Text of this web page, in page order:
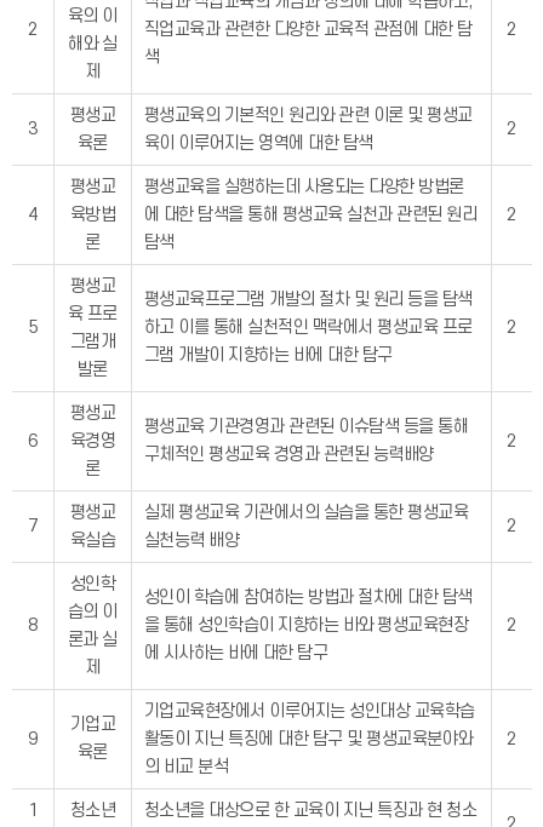
2
육의 이
해와 실
제
직업교육과 관련한 다양한 교육적 관점에 대한 탐
색
2
3
평생교
육론
평생교육의 기본적인 원리와 관련 이론 및 평생교
육이 이루어지는 영역에 대한 탐색
2
4
평생교
육방법
론
평생교육을 실행하는데 사용되는 다양한 방법론
에 대한 탐색을 통해 평생교육 실천과 관련된 원리
탐색
2
5
평생교
육 프로
그램개
발론
평생교육프로그램 개발의 절차 및 원리 등을 탐색
하고 이를 통해 실천적인 맥락에서 평생교육 프로
그램 개발이 지향하는 바에 대한 탐구
2
6
평생교
육경영
론
평생교육 기관경영과 관련된 이슈탐색 등을 통해
구체적인 평생교육 경영과 관련된 능력배양
2
7
평생교
육실습
실제 평생교육 기관에서의 실습을 통한 평생교육
실천능력 배양
2
8
성인학
습의 이
론과 실
제
성인이 학습에 참여하는 방법과 절차에 대한 탐색
을 통해 성인학습이 지향하는 바와 평생교육현장
에 시사하는 바에 대한 탐구
2
9
기업교
육론
기업교육현장에서 이루어지는 성인대상 교육학습
활동이 지닌 특징에 대한 탐구 및 평생교육분야와
의 비교 분석
2
1
청소년
청소년을 대상으로 한 교육이 지닌 특징과 현 청소